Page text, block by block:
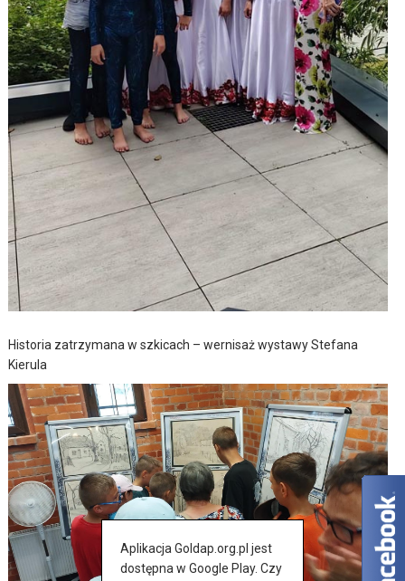
Historia zatrzymana w szkicach – wernisaż wystawy Stefana
Kierula
Aplikacja Goldap.org.pl jest
dostępna w Google Play. Czy